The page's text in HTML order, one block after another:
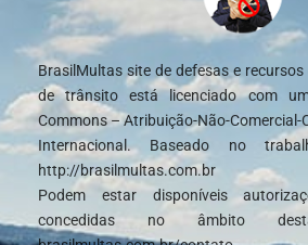
BrasilMultas site de defesas e
de trânsito está licenciado com
Commons – Atribuição-Não-
Internacional. Baseado no
http://brasilmultas.com.br
Podem estar disponíveis
concedidas no âmbito